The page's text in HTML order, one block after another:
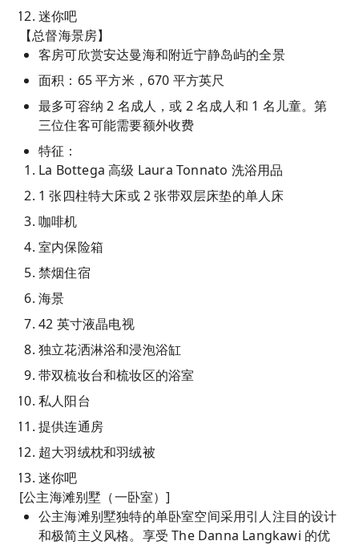
迷你吧
【总督海景房】
客房可欣赏安达曼海和附近宁静岛屿的全景
面积：65 平方米，670 平方英尺
最多可容纳 2 名成人，或 2 名成人和 1 名儿童。第
三位住客可能需要额外收费
特征：
La Bottega 高级 Laura Tonnato 洗浴用品
1 张四柱特大床或 2 张带双层床垫的单人床
咖啡机
室内保险箱
禁烟住宿
海景
42 英寸液晶电视
独立花洒淋浴和浸泡浴缸
带双梳妆台和梳妆区的浴室
私人阳台
提供连通房
超大羽绒枕和羽绒被
迷你吧
[公主海滩别墅（一卧室）]
公主海滩别墅独特的单卧室空间采用引人注目的设计
和极简主义风格。享受 The Danna Langkawi 的优